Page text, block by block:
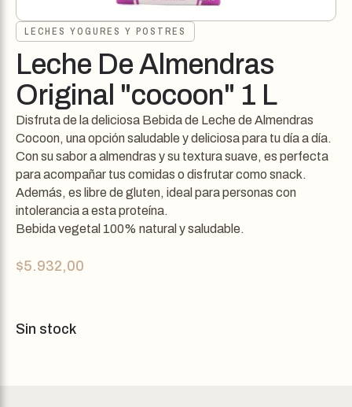
LECHES YOGURES Y POSTRES
Leche De Almendras
Original "cocoon" 1 L
Disfruta de la deliciosa Bebida de Leche de Almendras
Cocoon, una opción saludable y deliciosa para tu día a día.
Con su sabor a almendras y su textura suave, es perfecta
para acompañar tus comidas o disfrutar como snack.
Además, es libre de gluten, ideal para personas con
intolerancia a esta proteína.
Bebida vegetal 100% natural y saludable.
$5.932,00
Sin stock